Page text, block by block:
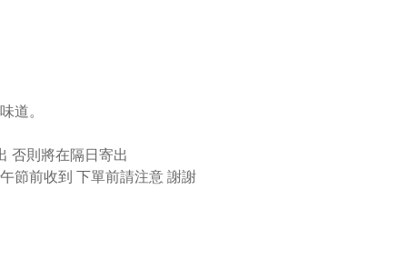
道。
否則將在隔日寄出
節前收到 下單前請注意 謝謝